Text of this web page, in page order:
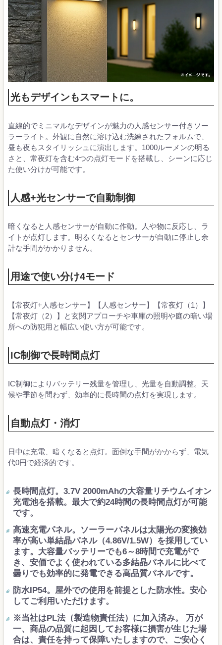
光もデザインもスマートに。
直線的でミニマルなデザインが魅力の人感センサー付きソー
ラーライト。外観に自然に溶け込む洗練されたフォルムで、
昼も夜もスタイリッシュに演出します。1000ルーメンの明る
さと、常夜灯を含む4つの点灯モードを搭載し、シーンに応じ
た使い分けが可能です。
人感+光センサーで自動制御
暗くなると人感センサーが自動に作動。人や物に反応し、ラ
イトが点灯します。明るくなるとセンサーが自動に停止し余
計な手間がかかりません。
用途で使い分け4モード
【常夜灯+人感センサー】【人感センサー】【常夜灯（1）】
【常夜灯（2）】と玄関アプローチや車庫の照明や庭の暗い場
所への防犯用と幅広い使い方が可能です。
IC制御で長時間点灯
IC制御によりバッテリー残量を管理し、光量を自動調整。天
候や季節を問わず、効率的に長時間の点灯を実現します。
自動点灯・消灯
日中は充電、暗くなると点灯。面倒な手間がかからず、電気
代0円で経済的です。
長時間点灯。3.7V 2000mAhの大容量リチウムイオン
充電池を搭載。最大で約24時間の長時間点灯が可能
です。
高速充電パネル。ソーラーパネルは太陽光の変換効
率が高い単結晶パネル（4.86V/1.5W）を採用してい
ます。大容量バッテリーでも6～8時間で充電がで
き、安価でよく使われている多結晶パネルに比べて
曇りでも効率的に発電できる高品質パネルです。
防水IP54。屋外での使用を前提とした防水性。安心
してご利用いただけます。
※当社はPL法（製造物責任法）に加入済み。 万が
一、商品の品質に起因してお客様に損害が生じた場
合は、責任を持って保障いたしますので、ご安心く